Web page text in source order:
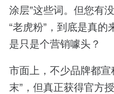
涂层”这些词。但您有
“老虎粉”，到底是真
是只是个营销噱头？
市面上，不少品牌都宣
末”，但真正获得官方